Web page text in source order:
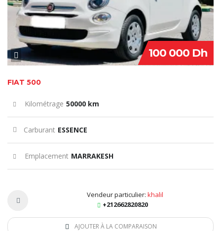
100 000 Dh
FIAT 500
Kilométrage 50000 km
Carburant ESSENCE
Emplacement MARRAKESH
Vendeur particulier: khalil
+212662820820
AJOUTER À LA COMPARAISON